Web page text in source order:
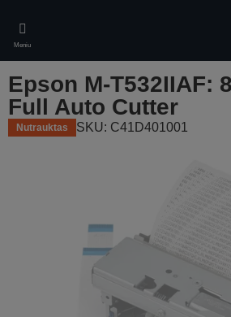
main
content
Meniu
Epson M-T532IIAF:
Full Auto Cutter
Nutrauktas SKU: C41D401001